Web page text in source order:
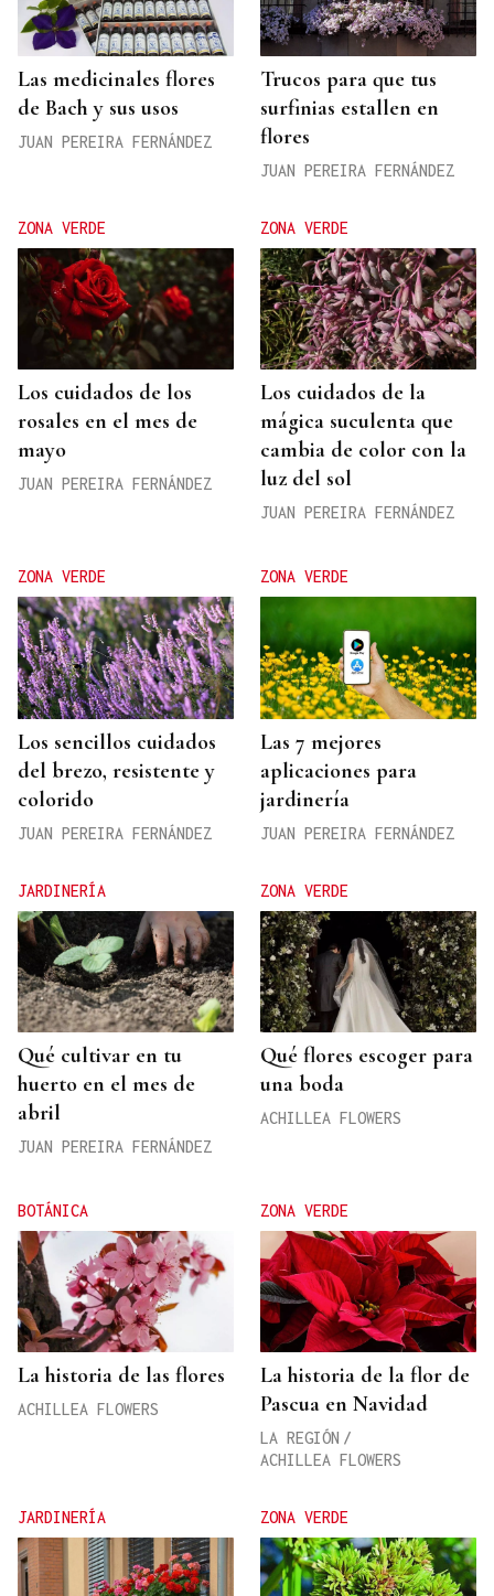
Las medicinales flores
de Bach y sus usos
JUAN PEREIRA FERNÁNDEZ
Trucos para que tus
surfinias estallen en
flores
JUAN PEREIRA FERNÁNDEZ
ZONA VERDE
Los cuidados de los
rosales en el mes de
mayo
JUAN PEREIRA FERNÁNDEZ
ZONA VERDE
Los cuidados de la
mágica suculenta que
cambia de color con la
luz del sol
JUAN PEREIRA FERNÁNDEZ
ZONA VERDE
Los sencillos cuidados
del brezo, resistente y
colorido
JUAN PEREIRA FERNÁNDEZ
ZONA VERDE
Las 7 mejores
aplicaciones para
jardinería
JUAN PEREIRA FERNÁNDEZ
JARDINERÍA
Qué cultivar en tu
huerto en el mes de
abril
JUAN PEREIRA FERNÁNDEZ
ZONA VERDE
Qué flores escoger para
una boda
ACHILLEA FLOWERS
BOTÁNICA
La historia de las flores
ACHILLEA FLOWERS
ZONA VERDE
La historia de la flor de
Pascua en Navidad
LA REGIÓN /
ACHILLEA FLOWERS
JARDINERÍA ZONA VERDE